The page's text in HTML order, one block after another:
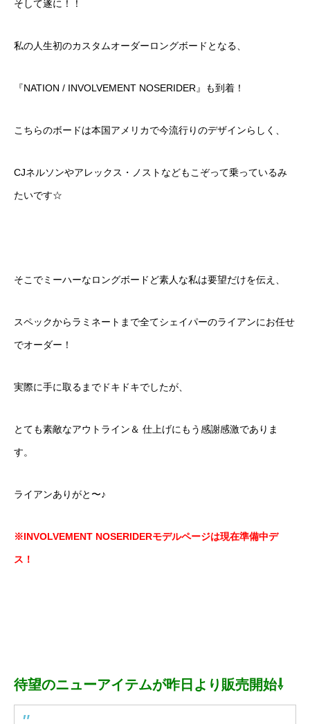
そして遂に！！
私の人生初のカスタムオーダーロングボードとなる、
『NATION / INVOLVEMENT NOSERIDER 』も到着！
こちらのボードは本国アメリカで今流行りのデザインらしく、
CJネルソンやアレックス・ノストなどもこぞって乗っているみ
たいです☆
そこでミーハーなロングボードど素人な私は要望だけを伝え、
スペックからラミネートまで全てシェイパーのライアンにお任せ
でオーダー！
実際に手に取るまでドキドキでしたが、
とても素敵なアウトライン＆ 仕上げにもう感謝感激でありま
す。
ライアンありがと〜♪
※INVOLVEMENT NOSERIDERモデルページは現在準備中デ
ス！
待望のニューアイテムが昨日より販売開始⇩